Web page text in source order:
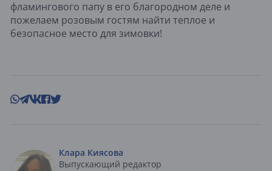
фламингового папу в его благородном деле и
пожелаем розовым гостям найти теплое и
безопасное место для зимовки!
Клара Киясова
Выпускающий редактор